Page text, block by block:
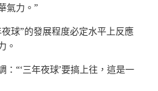
氣力。”
球”的發展程度必定水平上反應
。
“‘三年夜球’要搞上往，這是一